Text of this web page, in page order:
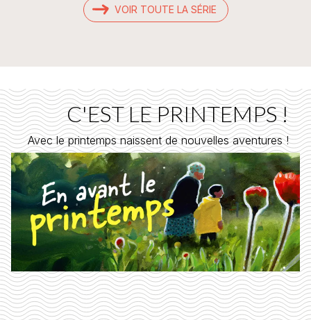
VOIR TOUTE LA SÉRIE
C'EST LE PRINTEMPS !
Avec le printemps naissent de nouvelles aventures !